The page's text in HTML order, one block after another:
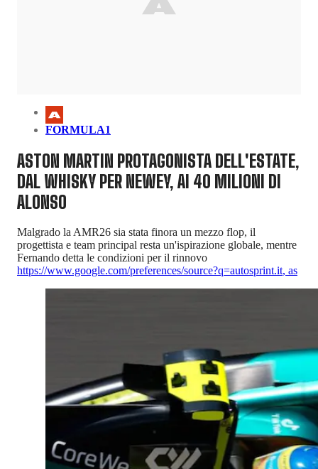
FORMULA1
ASTON MARTIN PROTAGONISTA DELL'ESTATE,
DAL WHISKY PER NEWEY, AI 40 MILIONI DI
ALONSO
Malgrado la AMR26 sia stata finora un mezzo flop, il
progettista e team principal resta un'ispirazione globale, mentre
Fernando detta le condizioni per il rinnovo
https://www.google.com/preferences/source?q=autosprint.it, as